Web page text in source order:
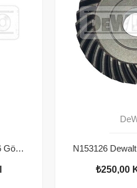
N115131 Dewalt DWE4156 Gövde
₺250,00